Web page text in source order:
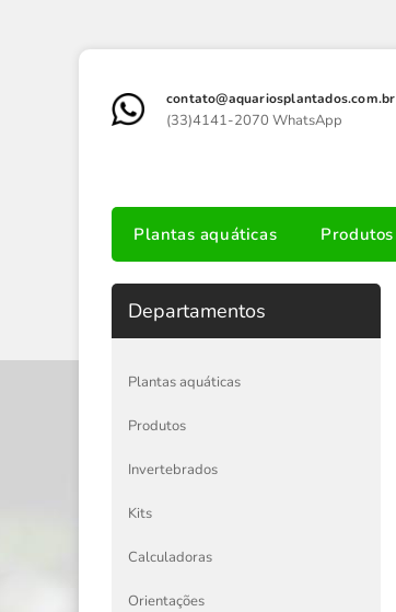
contato@aquariosplantados.com.br
(33)4141-2070 WhatsApp
Plantas aquáticas Produtos
Departamentos
Plantas aquáticas
Produtos
Invertebrados
Kits
Calculadoras
Orientações